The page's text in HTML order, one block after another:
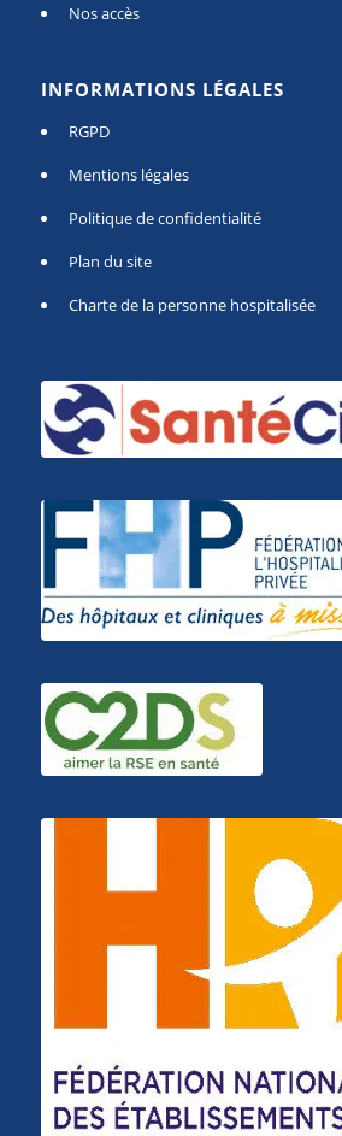
Nos accès
INFORMATIONS LÉGALES
RGPD
Mentions légales
Politique de confidentialité
Plan du site
Charte de la personne hospitalisée